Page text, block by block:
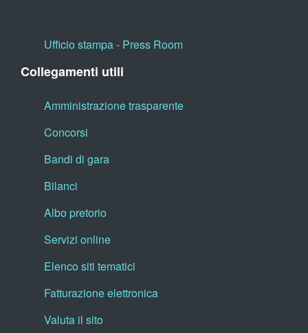
Ufficio stampa - Press Room
Collegamenti utili
Amministrazione trasparente
Concorsi
Bandi di gara
Bilanci
Albo pretorio
Servizi online
Elenco siti tematici
Fatturazione elettronica
Valuta il sito